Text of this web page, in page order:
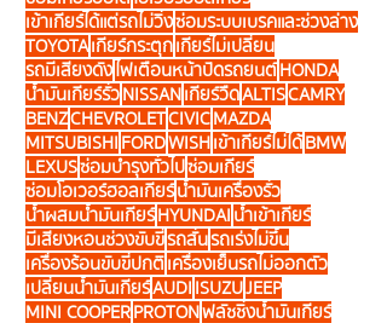
ทางเราดำเนินการเปลี่ยนอะไหล่ภายในเกียร์ และ
ทำการทดลองขับขี่ ตัวรถไม่มีอาการใดๆ ในการขับขี่
ปกติ ระยะเวลาการซ่อม 3
ซ่อมเกียร์ออโต้โอเวอร์ฮอลเกียร์
เข้าเกียร์ได้แต่รถไม่วิ่งซ่อมระบบเบรคและช่วงล่าง
TOYOTAเกียร์กระตุกเกียร์ไม่เปลี่ยน
รถมีเสียงดังไฟเตือนหน้าปัดรถยนต์HONDA
น้ำมันเกียร์รั่วNISSANเกียร์วืดALTISCAMRY
BENZCHEVROLETCIVICMAZDA
MITSUBISHIFORDWISHเข้าเกียร์ไม่ได้BMW
LEXUSซ่อมบำรุงทั่วไปซ่อมเกียร์
ซ่อมโอเวอร์ฮอลเกียร์น้ำมันเครื่องรั่ว